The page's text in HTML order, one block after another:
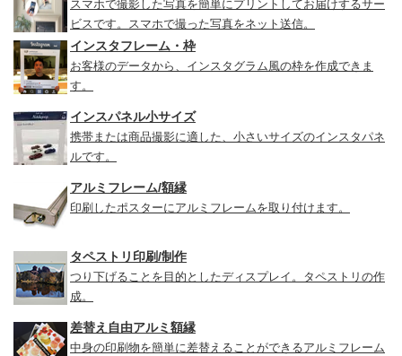
スマホで撮影した写真を簡単にプリントしてお届けするサー
ビスです。スマホで撮った写真をネット送信。
インスタフレーム・枠
お客様のデータから、インスタグラム風の枠を作成できま
す。
インスパネル小サイズ
携帯または商品撮影に適した、小さいサイズのインスタパネ
ルです。
アルミフレーム/額縁
印刷したポスターにアルミフレームを取り付けます。
タペストリ印刷/制作
つり下げることを目的としたディスプレイ。タペストリの作
成。
差替え自由アルミ額縁
中身の印刷物を簡単に差替えることができるアルミフレーム